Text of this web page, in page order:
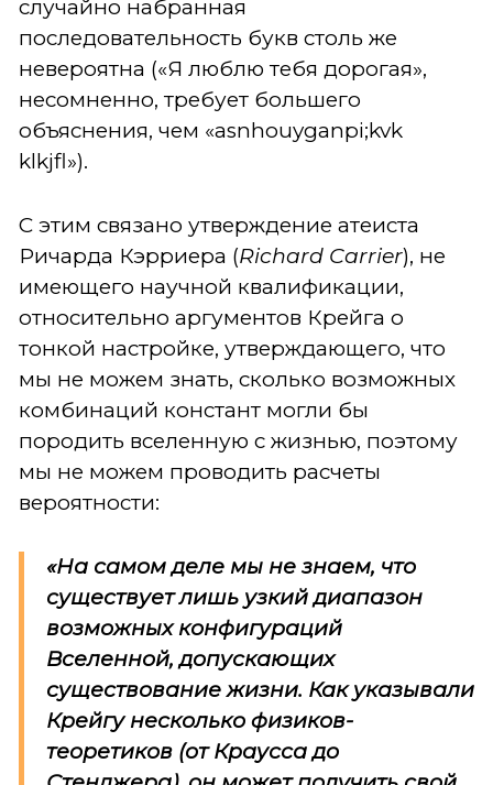
случайно набранная
последовательность букв столь же
невероятна («Я люблю тебя дорогая»,
несомненно, требует большего
объяснения, чем «asnhouyganpi;kvk
klkjfl»).
С этим связано утверждение атеиста
Ричарда Кэрриера (Richard Carrier), не
имеющего научной квалификации,
относительно аргументов Крейга о
тонкой настройке, утверждающего, что
мы не можем знать, сколько возможных
комбинаций констант могли бы
породить вселенную с жизнью, поэтому
мы не можем проводить расчеты
вероятности:
«На самом деле мы не знаем, что
существует лишь узкий диапазон
возможных конфигураций
Вселенной, допускающих
существование жизни. Как указывали
Крейгу несколько физиков-
теоретиков (от Краусса до